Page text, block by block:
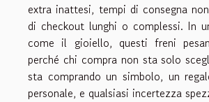
extra inattesi, tempi di consegna
di checkout lunghi o complessi. In
come il gioiello, questi freni
perché chi compra non sta solo
sta comprando un simbolo, un
personale, e qualsiasi incertezza